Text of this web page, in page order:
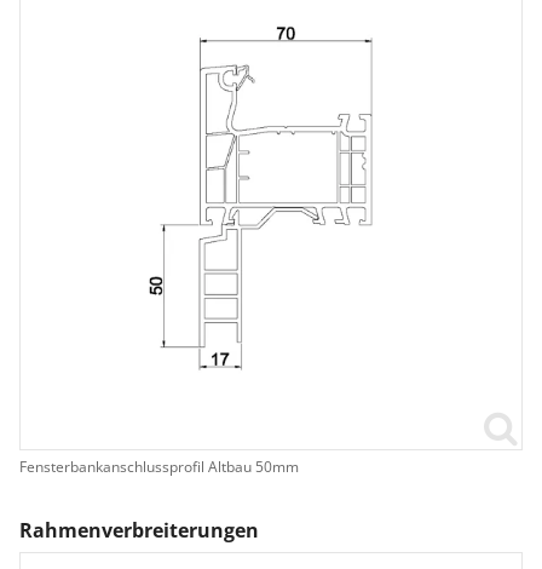
Fensterbankanschlussprofil Altbau 50mm
Rahmenverbreiterungen